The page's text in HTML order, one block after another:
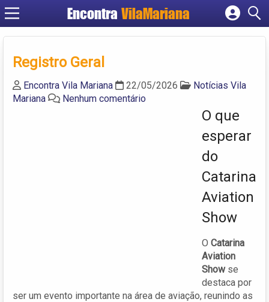
EncontraVilaMariana
Cadastrar empresa
Registro Geral
Encontra Vila Mariana 22/05/2026
Notícias Vila
Mariana
Nenhum comentário
O que
esperar
do
Catarina
Aviation
Show
O Catarina
Aviation
Showse
destaca por
ser um evento importante na área de aviação, reunindo as